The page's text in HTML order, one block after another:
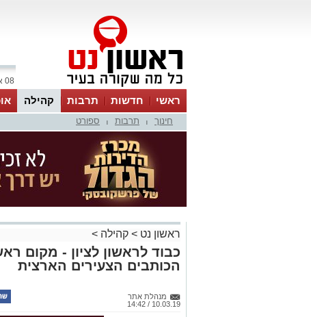
08 אוגוסט 2026 / 01:30
ראשי חדשות תרבות קהילה
חינוך תרבות ספורט
ראשון נט > קהילה >
כבוד לראשון לציון - מקום
הכותבים הצעירים הארצית
מנהלת אתר
10.03.19 / 14:42